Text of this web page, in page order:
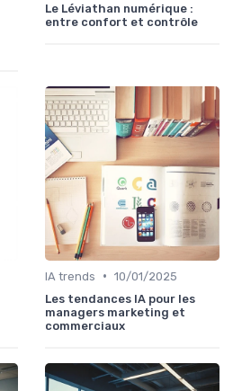
Le Léviathan numérique :
entre confort et contrôle
IA trends • 10/01/2025
Les tendances IA pour les
managers marketing et
commerciaux